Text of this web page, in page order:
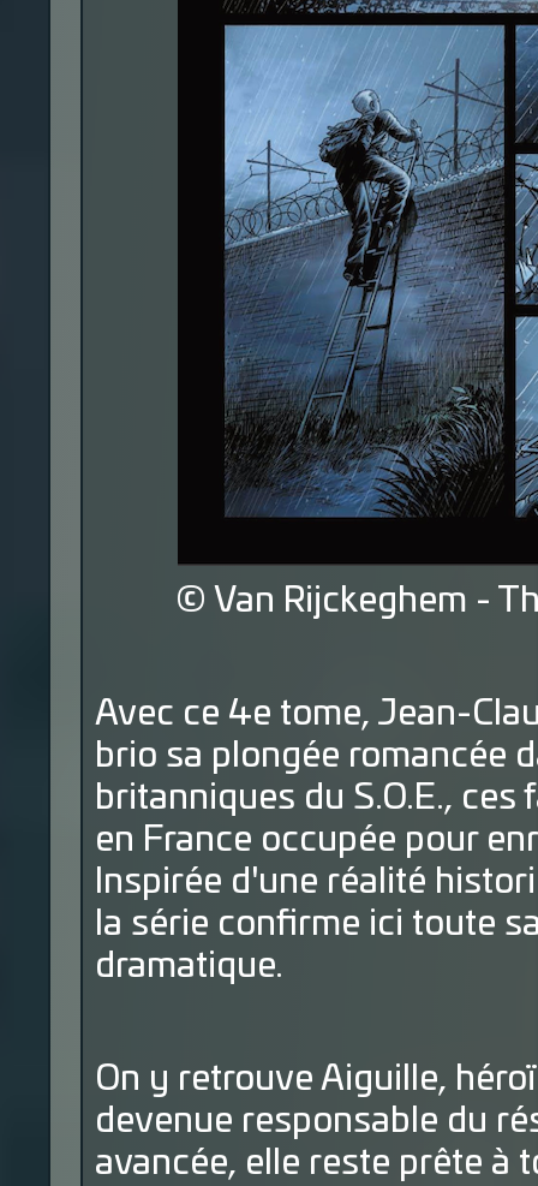
© Van Rijckeghem -
Avec ce 4e tome, Jean-
brio sa plongée romancée
britanniques du S.O.E.,
en France occupée pour
Inspirée d'une réalité
la série confirme ici toute
dramatique.
On y retrouve Aiguille,
devenue responsable du
avancée, elle reste prête à